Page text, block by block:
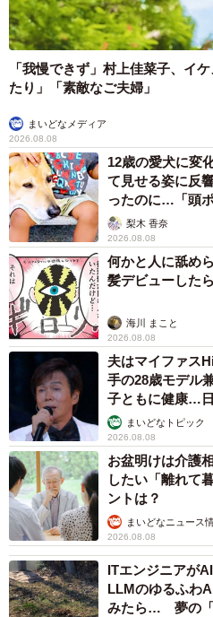
「我慢できず」村上佳菜子、イ
たり」「素敵なご夫婦」
まいどなメディア
2026.08.08
12歳の愛犬に変
て見せる姿に反
ったのに…「頭
「尊…」
梨木 香奈
2026.08.08
何かと人に舐め
髪デビューした
海川 まこと
2026.08.08
夫はマイファス
手の28歳モデル
子ともに健康…
まいどなトピック
2026.08.08
お盆明けは介護
したい「離れて
ントは？
まいどなニュース
2026.08.08
ITエンジニアが
LLMのゆるふわ
みたら… 夢の「